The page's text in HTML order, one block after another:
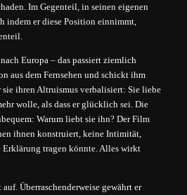
Im Gegenteil, in seinen eigenen
indem er diese Position einnimmt,
Europa – das passiert ziemlich
aus dem Fernsehen und schickt ihm
sie ihren Altruismus verbalisiert: Sie liebe
wolle, als dass er glücklich sei. Die
Warum liebt sie ihn? Der Film
ihnen konstruiert, keine Intimität,
Erklärung tragen könnte. Alles wirkt
Überraschenderweise gewährt er